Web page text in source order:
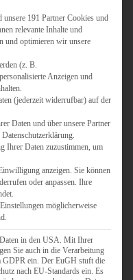
SÜSS
& SANDWICHES
DEM TISCH
& FISCH
/ BARBECUE
BACKEN
GERICHTE
191 Partner Cookies und
relevante Inhalte und
und optimieren wir unsere
(z. B.
Anzeigen und
(jederzeit widerrufbar) auf der
Daten und über unsere Partner
Ihrer Daten zuzustimmen, um
anzeigen. Sie können
oder anpassen. Ihre
möglicherweise
Daten in den USA. Mit Ihrer
Sie auch in die Verarbeitung
GDPR ein. Der EuGH stuft die
nach EU-Standards ein. Es